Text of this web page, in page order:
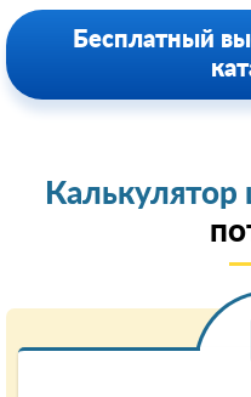
Бесплатный
Калькулятор